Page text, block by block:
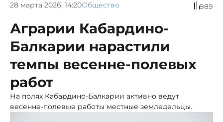
28 марта 2026, 14:20Общество 989
Аграрии Кабардино-
Балкарии нарастили
темпы весенне-полевых
работ
На полях Кабардино-Балкарии активно ведут
весенне-полевые работы местные земледельцы.